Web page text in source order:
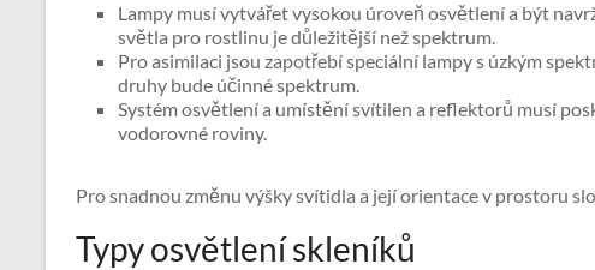
Lampy musí vytvářet vysokou úroveň osvětlení a být
světla pro rostlinu je důležitější než spektrum.
Pro asimilaci jsou zapotřebí speciální lampy s úzkým
druhy bude účinné spektrum.
Systém osvětlení a umístění svítilen a reflektorů musí
vodorovné roviny.
Pro snadnou změnu výšky svítidla a její orientace v prostoru
Typy osvětlení skleníků